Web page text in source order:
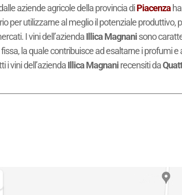
aziende agricole della provincia diPiacenza
per utilizzarne al meglio il potenziale produttivo,
I vini dell’aziendaIllica Magnanisono
la quale contribuisce ad esaltarne i profumi e
i vini dell’aziendaIllica Magnanirecensiti da